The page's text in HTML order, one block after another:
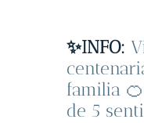
✨INFO:
familia
de 5